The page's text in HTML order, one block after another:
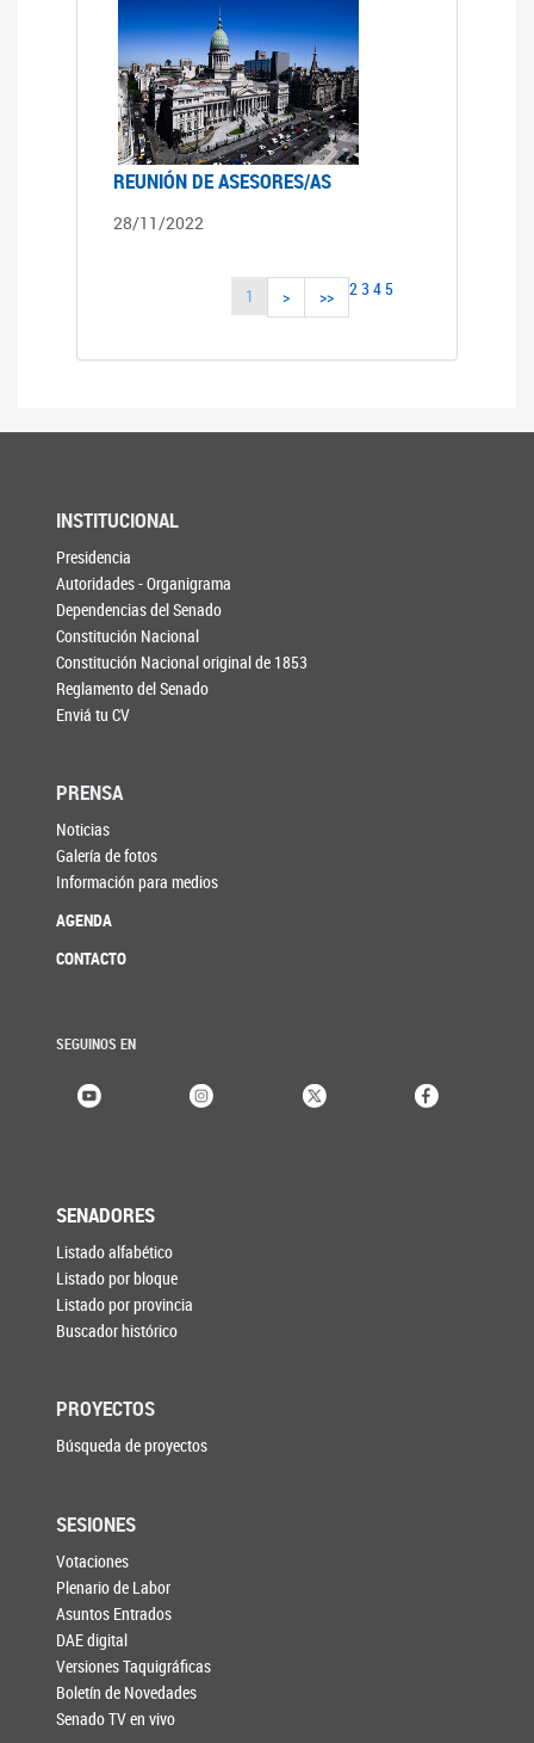
REUNIÓN DE ASESORES/AS
28/11/2022
1 23 4 5
> >>
INSTITUCIONAL
Presidencia
Autoridades - Organigrama
Dependencias del Senado
Constitución Nacional
Constitución Nacional original de 1853
Reglamento del Senado
Enviá tu CV
PRENSA
Noticias
Galería de fotos
Información para medios
AGENDA
CONTACTO
SEGUINOS EN
SENADORES
Listado alfabético
Listado por bloque
Listado por provincia
Buscador histórico
PROYECTOS
Búsqueda de proyectos
SESIONES
Votaciones
Plenario de Labor
Asuntos Entrados
DAE digital
Versiones Taquigráficas
Boletín de Novedades
Senado TV en vivo